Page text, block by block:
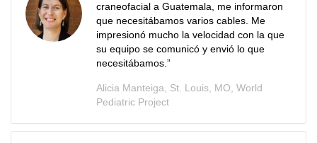
craneofacial a Guatemala, me informaron
que necesitábamos varios cables. Me
impresionó mucho la velocidad con la que
su equipo se comunicó y envió lo que
necesitábamos.”
Alicia Manteiga, St. Louis, MO, World
Pediatric Project